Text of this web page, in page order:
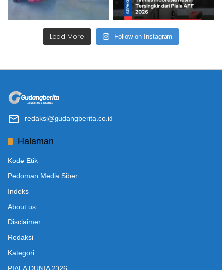
Load More Follow on Instagram
redaksi@gudangberita.co.id
Halaman
Kode Etik
Pedoman Media Siber
Indeks
About us
Disclaimer
Redaksi
Kategori
PIALA DUNIA 2026